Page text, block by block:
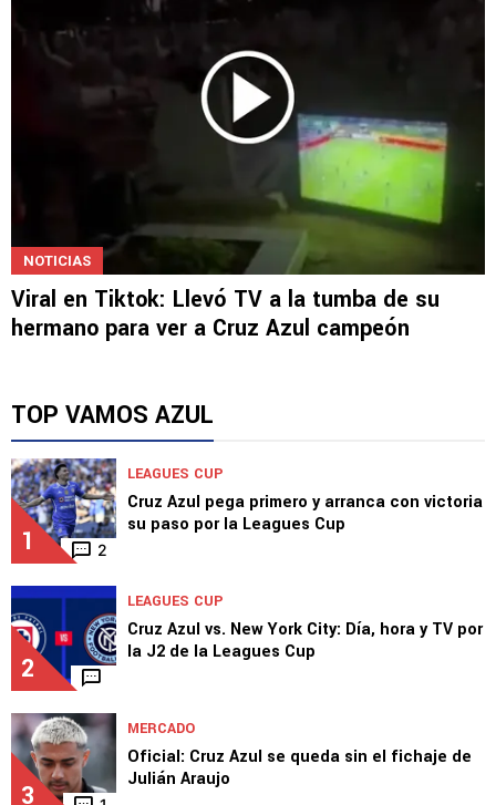
Viral en Tiktok: Llevó TV a la tumba de su
hermano para ver a Cruz Azul campeón
TOP VAMOS AZUL
1 2
Cruz Azul pega primero y arranca con victoria
su paso por la Leagues Cup
2
Cruz Azul vs. New York City: Día, hora y TV por
la J2 de la Leagues Cup